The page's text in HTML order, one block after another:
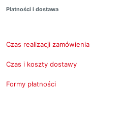
Płatności i dostawa
Czas realizacji zamówienia
Czas i koszty dostawy
Formy płatności